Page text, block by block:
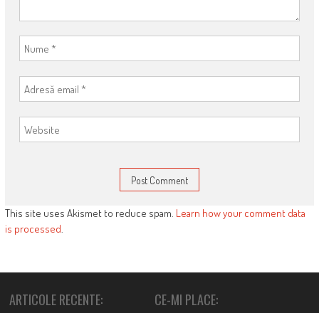
This site uses Akismet to reduce spam. Learn how your comment data
is processed.
ARTICOLE RECENTE: CE-MI PLACE: